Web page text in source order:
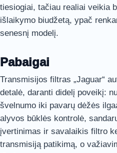
tiesiogiai, tačiau realiai veikia
išlaikymo biudžetą, ypač
senesnį modelį.
Pabaigai
Transmisijos filtras „Jaguar“
detalė, daranti didelį poveikį:
švelnumo iki pavarų dėžės
alyvos būklės kontrolė,
įvertinimas ir savalaikis filtro
transmisiją patikimą, o